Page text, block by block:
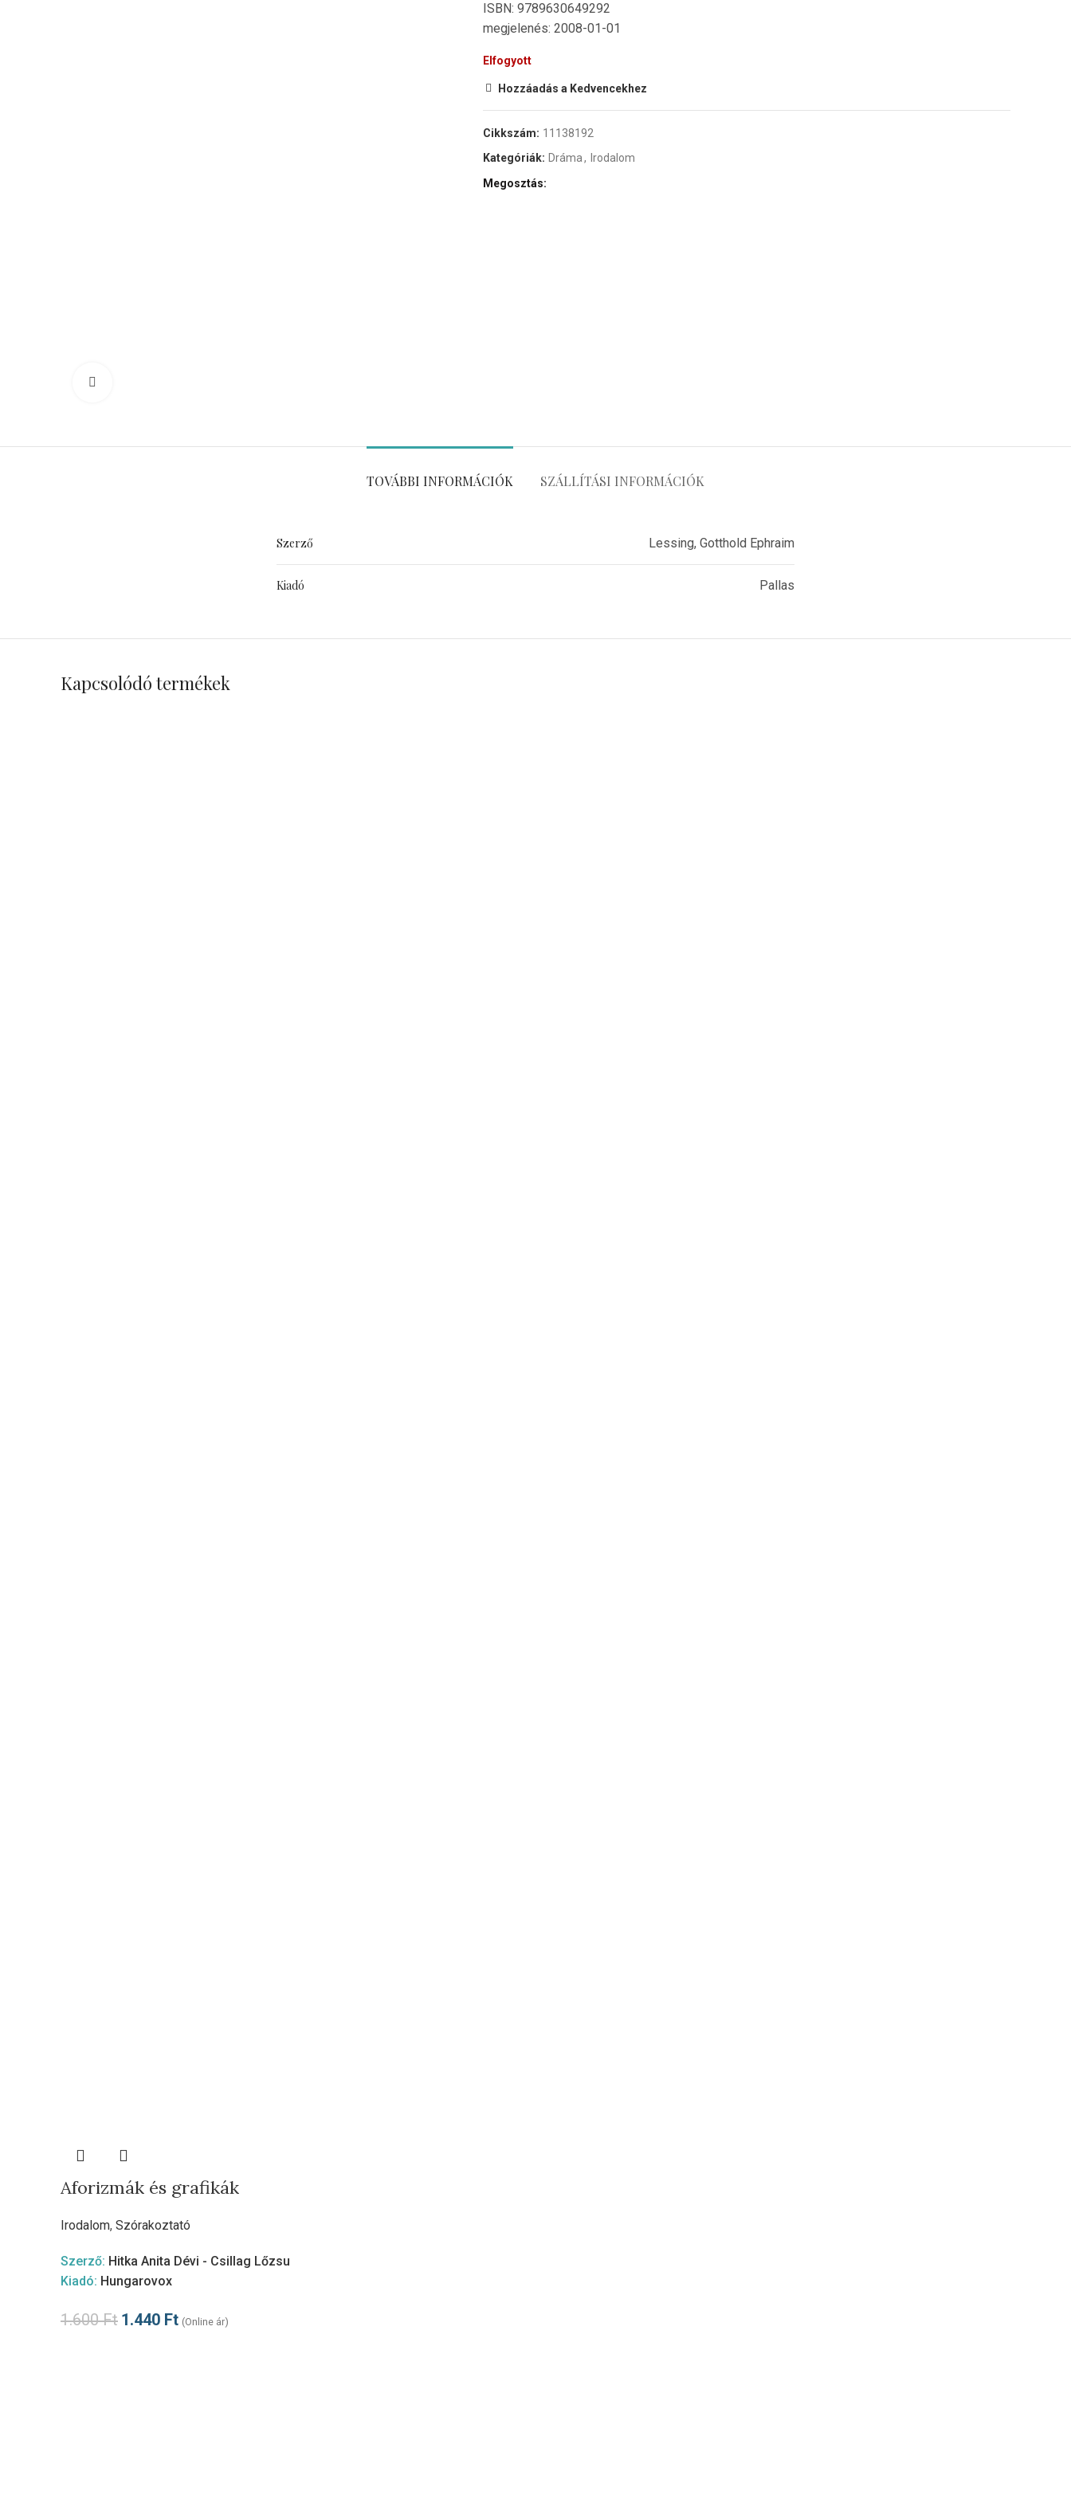
ISBN: 9789630649292
megjelenés: 2008-01-01
Elfogyott
Hozzáadás a Kedvencekhez
Cikkszám: 11138192
Kategóriák: Dráma, Irodalom
Megosztás
TOVÁBBI INFORMÁCIÓK SZÁLLÍTÁSI INFORMÁCIÓK
Szerző Lessing, Gotthold Ephraim
Kiadó Pallas
Kapcsolódó termékek
Aforizmák és grafikák
Irodalom, Szórakoztató
Szerző: Hitka Anita Dévi - Csillag Lőzsu
Kiadó: Hungarovox
1.600Ft 1.440 Ft (Online ár)